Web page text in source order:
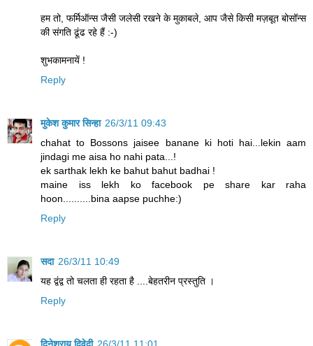
हम तो, फर्मिऑन्स जैसी जलेसी रखने के मुकाबले, आप जैसे किसी मज़बूत बोसॉन्स
की संगति ढूंढ रहे हैं :-)
शुभकामनायें !
Reply
मुकेश कुमार सिन्हा 26/3/11 09:43
chahat to Bossons jaisee banane ki hoti hai...lekin aam
jindagi me aisa ho nahi pata...!
ek sarthak lekh ke bahut bahut badhai !
maine iss lekh ko facebook pe share kar raha
hoon..........bina aapse puchhe:)
Reply
सदा 26/3/11 10:49
यह द्वंद्व तो चलता ही रहता है ....बेहतरीन प्रस्‍तुति ।
Reply